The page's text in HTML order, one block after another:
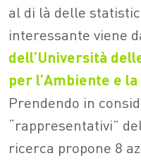
al di là delle
interessante viene
dell’Università
per l’Ambiente e
Prendendo in
“rappresentativi”
ricerca propone 8